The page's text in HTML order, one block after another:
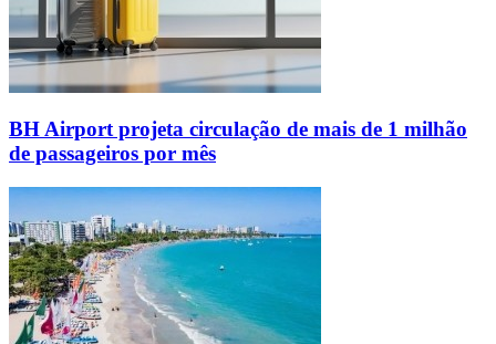
BH Airport projeta circulação de mais de 1 milhão
de passageiros por mês